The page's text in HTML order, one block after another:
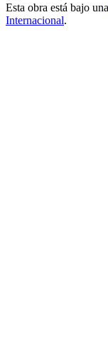
Esta obra está bajo una
Internacional.